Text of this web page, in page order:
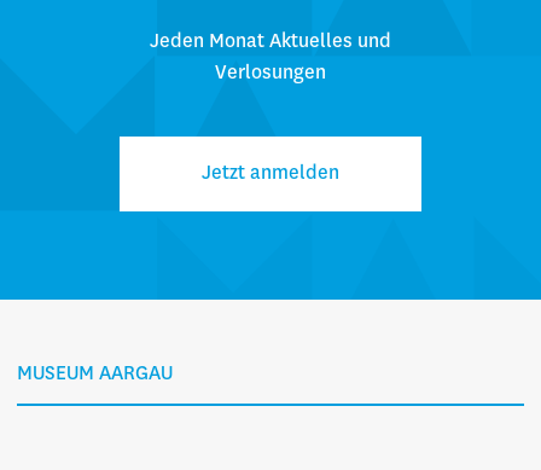
Jeden Monat Aktuelles und
Verlosungen
Jetzt anmelden
MUSEUM AARGAU